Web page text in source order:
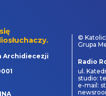
Archidiecezji
©
Grupa
Radio
ul.
studio:
e-mail: